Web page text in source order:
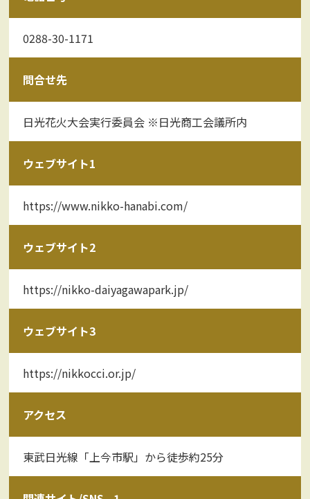
0288-30-1171
問合せ先
日光花火大会実行委員会 ※日光商工会議所内
ウェブサイト1
https://www.nikko-hanabi.com/
ウェブサイト2
https://nikko-daiyagawapark.jp/
ウェブサイト3
https://nikkocci.or.jp/
アクセス
東武日光線「上今市駅」から徒歩約25分